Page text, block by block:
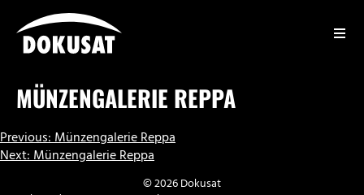
Inhalt
springen
MÜNZENGALERIE REPPA
BEITRAGSNAVIGATION
Previous:Münzengalerie Reppa
Next:Münzengalerie Reppa
© 2026 Dokusat